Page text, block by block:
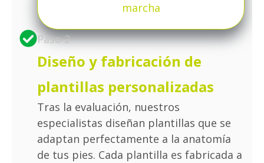
marcha
Paso 2
Diseño y fabricación de
plantillas personalizadas
Tras la evaluación, nuestros
especialistas diseñan plantillas que se
adaptan perfectamente a la anatomía
de tus pies. Cada plantilla es fabricada a